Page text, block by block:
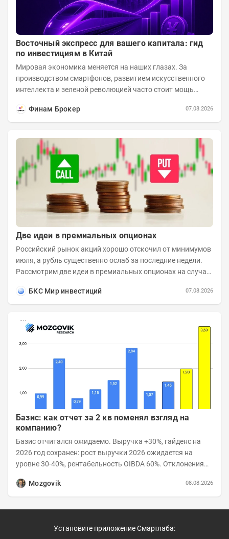
Восточный экспресс для вашего капитала: гид
по инвестициям в Китай
Мировая экономика меняется на наших глазах. За
производством смартфонов, развитием искусственного
интеллекта и зеленой революцией часто стоит мощь
Финам Брокер
07.08.2026
Две идеи в премиальных опционах
Российский рынок акций хорошо отскочил от минимумов
июля, а рубль существенно ослаб за последние недели.
Рассмотрим две идеи в премиальных опционах на случай
БКС Мир инвестиций
07.08.2026
Базис: как отчет за 2 кв поменял взгляд на
компанию?
Базис отчитался ожидаемо. Выручка +30%, гайденс на
2026 год сохранен: рост выручки 2026 ожидается на
уровне 30-40%, рентабельность OIBDA 60%. Отклонения
Mozgovik
08.08.2026
Установите приложение Смартлаба: